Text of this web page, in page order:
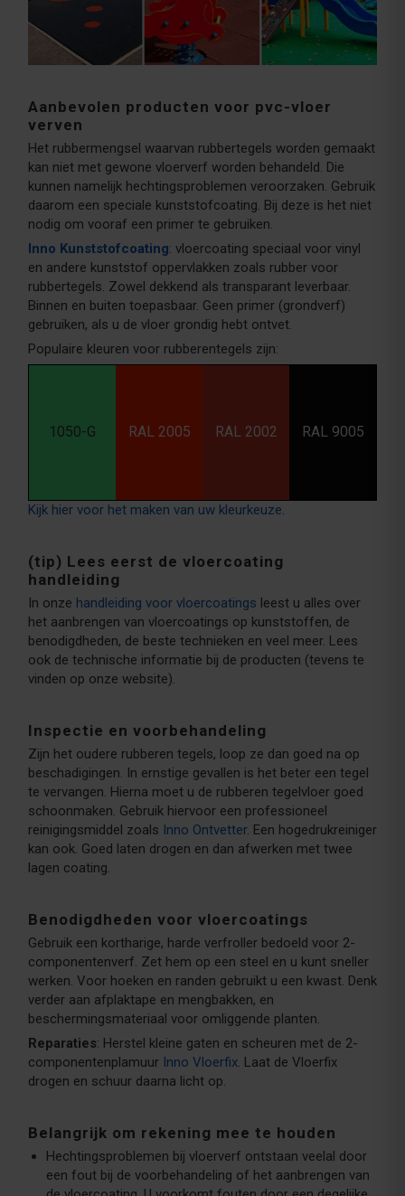
Aanbevolen producten voor pvc-vloer
verven
Het rubbermengsel waarvan rubbertegels worden gemaakt
kan niet met gewone vloerverf worden behandeld. Die
kunnen namelijk hechtingsproblemen veroorzaken. Gebruik
daarom een speciale kunststofcoating. Bij deze is het niet
nodig om vooraf een primer te gebruiken.
Inno Kunststofcoating: vloercoating speciaal voor vinyl
en andere kunststof oppervlakken zoals rubber voor
rubbertegels. Zowel dekkend als transparant leverbaar.
Binnen en buiten toepasbaar. Geen primer (grondverf)
gebruiken, als u de vloer grondig hebt ontvet.
Populaire kleuren voor rubberentegels zijn:
1050-G RAL 2005 RAL 2002 RAL 9005
Kijk hier voor het maken van uw kleurkeuze.
(tip) Lees eerst de vloercoating
handleiding
In onze handleiding voor vloercoatings leest u alles over
het aanbrengen van vloercoatings op kunststoffen, de
benodigdheden, de beste technieken en veel meer. Lees
ook de technische informatie bij de producten (tevens te
vinden op onze website).
Inspectie en voorbehandeling
Zijn het oudere rubberen tegels, loop ze dan goed na op
beschadigingen. In ernstige gevallen is het beter een tegel
te vervangen. Hierna moet u de rubberen tegelvloer goed
schoonmaken. Gebruik hiervoor een professioneel
reinigingsmiddel zoals Inno Ontvetter. Een hogedrukreiniger
kan ook. Goed laten drogen en dan afwerken met twee
lagen coating.
Benodigdheden voor vloercoatings
Gebruik een kortharige, harde verfroller bedoeld voor 2-
componentenverf. Zet hem op een steel en u kunt sneller
werken. Voor hoeken en randen gebruikt u een kwast. Denk
verder aan afplaktape en mengbakken, en
beschermingsmateriaal voor omliggende planten.
Reparaties: Herstel kleine gaten en scheuren met de 2-
componentenplamuur Inno Vloerfix. Laat de Vloerfix
drogen en schuur daarna licht op.
Belangrijk om rekening mee te houden
Hechtingsproblemen bij vloerverf ontstaan veelal door
een fout bij de voorbehandeling of het aanbrengen van